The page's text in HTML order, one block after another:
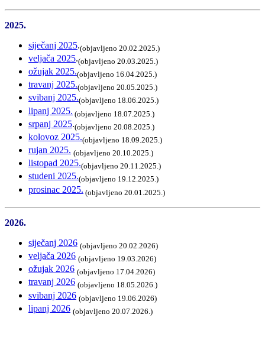
2025.
siječanj 2025.(objavljeno 20.02.2025.)
veljača 2025.(objavljeno 20.03.2025.)
ožujak 2025.(objavljeno 16.04.2025.)
travanj 2025.(objavljeno 20.05.2025.)
svibanj 2025.(objavljeno 18.06.2025.)
lipanj 2025. (objavljeno 18.07.2025.)
srpanj 2025.(objavljeno 20.08.2025.)
kolovoz 2025.(objavljeno 18.09.2025.)
rujan 2025. (objavljeno 20.10.2025.)
listopad 2025.(objavljeno 20.11.2025.)
studeni 2025.(objavljeno 19.12.2025.)
prosinac 2025. (objavljeno 20.01.2025.)
2026.
siječanj 2026 (objavljeno 20.02.2026)
veljača 2026 (objavljeno 19.03.2026)
ožujak 2026 (objavljeno 17.04.2026)
travanj 2026 (objavljeno 18.05.2026.)
svibanj 2026 (objavljeno 19.06.2026)
lipanj 2026 (objavljeno 20.07.2026.)